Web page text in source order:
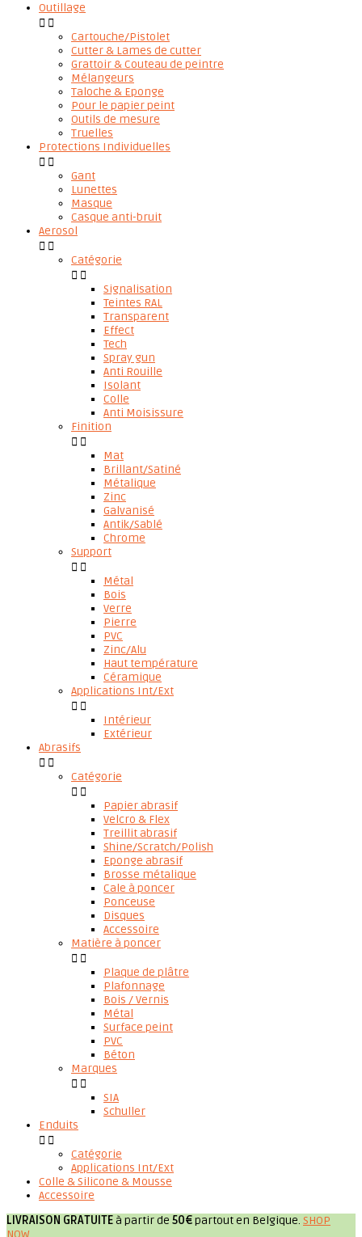
Outillage
 
Cartouche/Pistolet
Cutter & Lames de cutter
Grattoir & Couteau de peintre
Mélangeurs
Taloche & Eponge
Pour le papier peint
Outils de mesure
Truelles
Protections Individuelles
 
Gant
Lunettes
Masque
Casque anti-bruit
Aerosol
 
Catégorie
 
Signalisation
Teintes RAL
Transparent
Effect
Tech
Spray gun
Anti Rouille
Isolant
Colle
Anti Moisissure
Finition
 
Mat
Brillant/Satiné
Métalique
Zinc
Galvanisé
Antik/Sablé
Chrome
Support
 
Métal
Bois
Verre
Pierre
PVC
Zinc/Alu
Haut température
Céramique
Applications Int/Ext
 
Intérieur
Extérieur
Abrasifs
 
Catégorie
 
Papier abrasif
Velcro & Flex
Treillit abrasif
Shine/Scratch/Polish
Eponge abrasif
Brosse métalique
Cale à poncer
Ponceuse
Disques
Accessoire
Matière à poncer
 
Plaque de plâtre
Plafonnage
Bois / Vernis
Métal
Surface peint
PVC
Béton
Marques
 
SIA
Schuller
Enduits
 
Catégorie
Applications Int/Ext
Colle & Silicone & Mousse
Accessoire
LIVRAISON GRATUITEà partir de 50€partout en Belgique. SHOP